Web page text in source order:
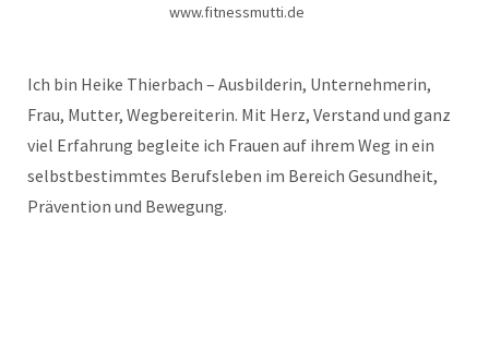
www.fitnessmutti.de
Ich bin Heike Thierbach – Ausbilderin, Unternehmerin,
Frau, Mutter, Wegbereiterin. Mit Herz, Verstand und ganz
viel Erfahrung begleite ich Frauen auf ihrem Weg in ein
selbstbestimmtes Berufsleben im Bereich Gesundheit,
Prävention und Bewegung.